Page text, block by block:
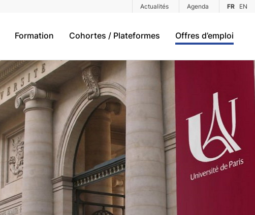
Actualités Agenda FR EN
Formation Cohortes / Plateformes Offres d’emploi